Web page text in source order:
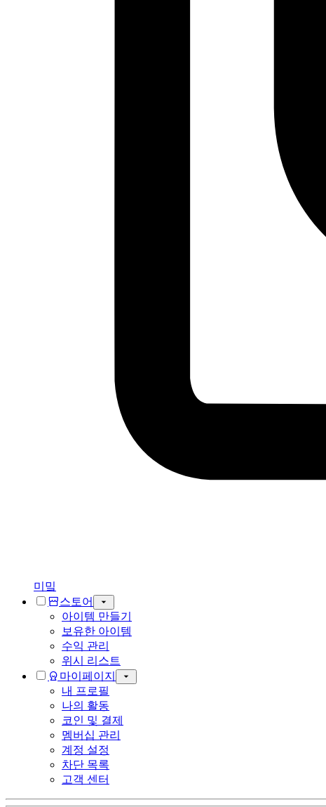
미밐
스토어
아이템 만들기
보유한 아이템
수익 관리
위시 리스트
마이페이지
내 프로필
나의 활동
코인 및 결제
멤버십 관리
계정 설정
차단 목록
고객 센터